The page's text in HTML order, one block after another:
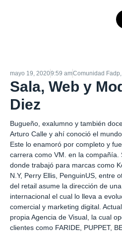
mayo 19, 20209:59 amComunidad Fadp,
Sala, Web y
Diez
Bugueño, exalumno y también
Arturo Calle y ahí conoció el
Este lo enamoró por completo y
carrera como VM. en la compañía.
donde trabajó para marcas como
N.Y, Perry Ellis, PenguinUS, entre
del retail asume la dirección de
internacional el cual lo lleva a
comercial y marketing digital.
propia Agencia de Visual, la cual
clientes como FARIDE, PUPPET,